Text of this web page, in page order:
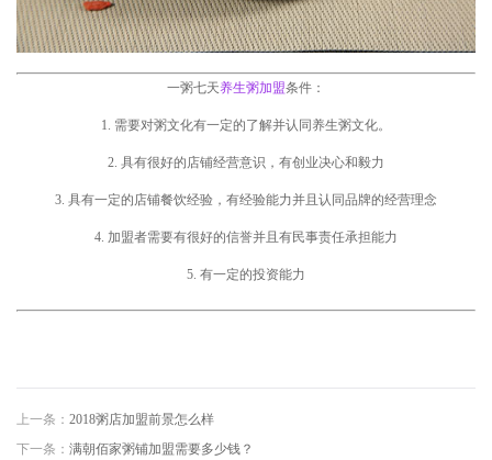
一粥七天养生粥加盟条件：
1. 需要对粥文化有一定的了解并认同养生粥文化。
2. 具有很好的店铺经营意识，有创业决心和毅力
3. 具有一定的店铺餐饮经验，有经验能力并且认同品牌的经营理念
4. 加盟者需要有很好的信誉并且有民事责任承担能力
5. 有一定的投资能力
上一条： 2018粥店加盟前景怎么样
下一条： 满朝佰家粥铺加盟需要多少钱？